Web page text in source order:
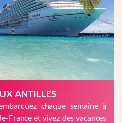
ANTILLES
chaque semaine à
France et vivez des vacances